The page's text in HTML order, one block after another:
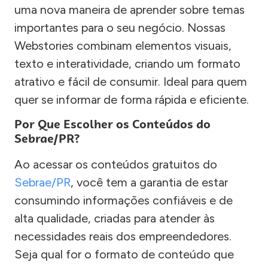
uma nova maneira de aprender sobre temas
importantes para o seu negócio. Nossas
Webstories combinam elementos visuais,
texto e interatividade, criando um formato
atrativo e fácil de consumir. Ideal para quem
quer se informar de forma rápida e eficiente.
Por Que Escolher os Conteúdos do
Sebrae/PR?
Ao acessar os conteúdos gratuitos do
Sebrae/PR, você tem a garantia de estar
consumindo informações confiáveis e de
alta qualidade, criadas para atender às
necessidades reais dos empreendedores.
Seja qual for o formato de conteúdo que